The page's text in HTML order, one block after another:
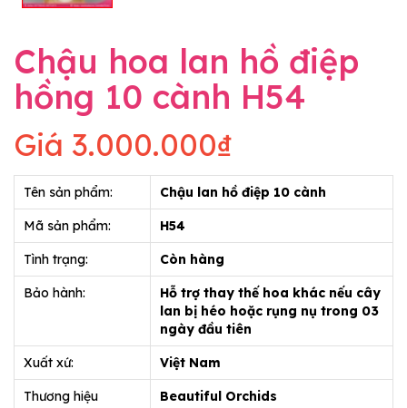
Chậu hoa lan hồ điệp
hồng 10 cành H54
Giá 3.000.000₫
Tên sản phẩm: Chậu lan hồ điệp 10 cành
Mã sản phẩm: H54
Tình trạng: Còn hàng
Bảo hành:
Hỗ trợ thay thế hoa khác nếu cây
lan bị héo hoặc rụng nụ trong 03
ngày đầu tiên
Xuất xứ: Việt Nam
Thương hiệu Beautiful Orchids